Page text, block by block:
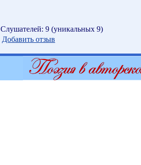
Слушателей: 9 (уникальных 9)
Добавить отзыв